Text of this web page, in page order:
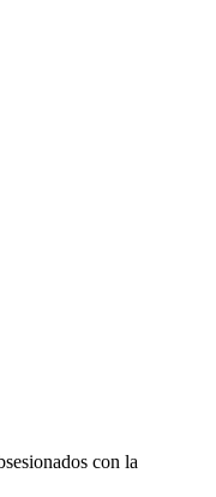
con la